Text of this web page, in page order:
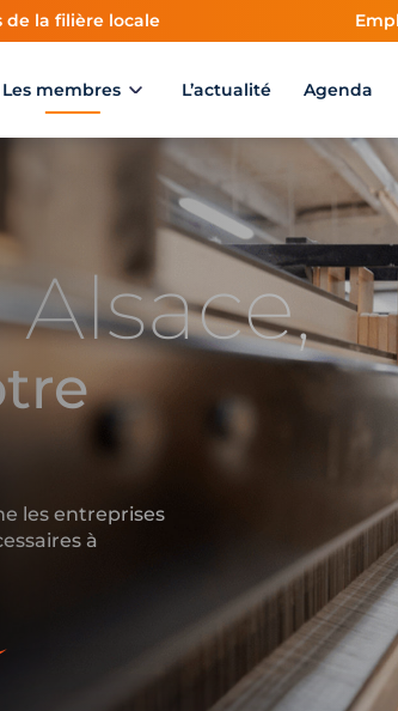
de la filière locale
Les membres L’actualité Agenda
les entreprises
à